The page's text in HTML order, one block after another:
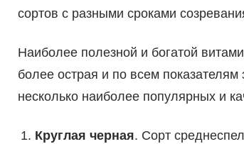
сортов с разными сроками
Наиболее полезной и богатой
более острая и по всем
несколько наиболее популярных и
Круглая черная. Сорт